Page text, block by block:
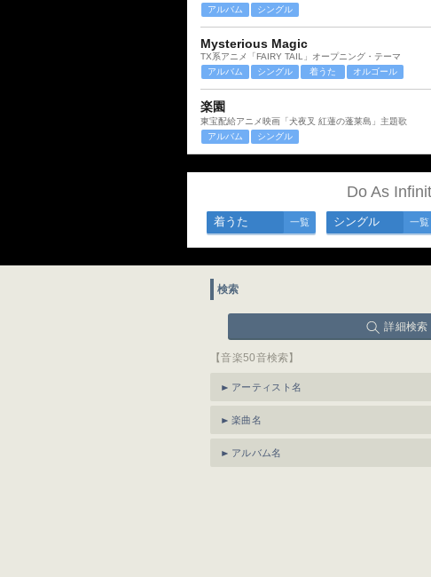
アルバム
シングル
Mysterious Magic
TX系アニメ「FAIRY TAIL」オープニング・テーマ
アルバム
シングル 着うた オルゴール
楽園
東宝配給アニメ映画「犬夜叉 紅蓮の蓬莱島」主題歌
アルバム
シングル
Do As
着うた 一覧 シングル 一覧
検索
詳細検索
【音楽50音検索】
アーティスト名
楽曲名
アルバム名